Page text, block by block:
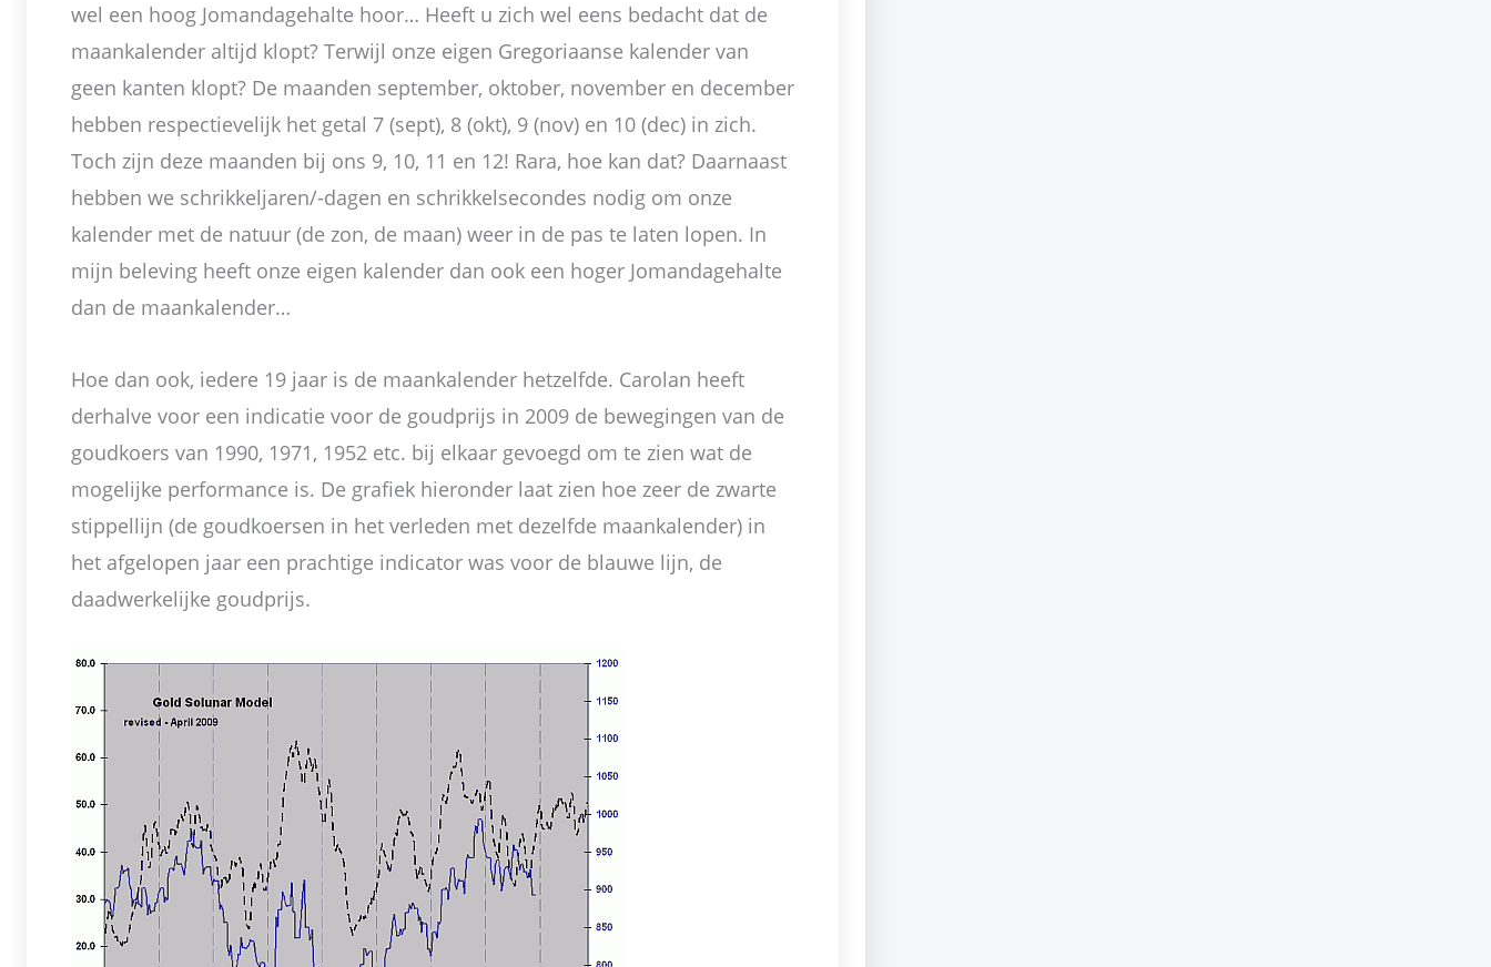
wel een hoog Jomandagehalte hoor… Heeft u zich wel eens bedacht dat de
maankalender altijd klopt? Terwijl onze eigen Gregoriaanse kalender van
geen kanten klopt? De maanden september, oktober, november en december
hebben respectievelijk het getal 7 (sept), 8 (okt), 9 (nov) en 10 (dec) in zich.
Toch zijn deze maanden bij ons 9, 10, 11 en 12! Rara, hoe kan dat? Daarnaast
hebben we schrikkeljaren/-dagen en schrikkelsecondes nodig om onze
kalender met de natuur (de zon, de maan) weer in de pas te laten lopen. In
mijn beleving heeft onze eigen kalender dan ook een hoger Jomandagehalte
dan de maankalender…
Hoe dan ook, iedere 19 jaar is de maankalender hetzelfde. Carolan heeft
derhalve voor een indicatie voor de goudprijs in 2009 de bewegingen van de
goudkoers van 1990, 1971, 1952 etc. bij elkaar gevoegd om te zien wat de
mogelijke performance is. De grafiek hieronder laat zien hoe zeer de zwarte
stippellijn (de goudkoersen in het verleden met dezelfde maankalender) in
het afgelopen jaar een prachtige indicator was voor de blauwe lijn, de
daadwerkelijke goudprijs.